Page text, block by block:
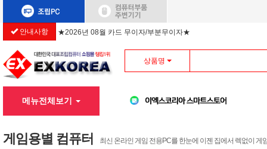
안내사항 ★2026년 08월 카드 무이자/부분무이자★
상품명
메뉴전체보기
게임용별 컴퓨터 최신 온라인 게임 전용PC를 한눈에 이젠 집에서 렉없이 게